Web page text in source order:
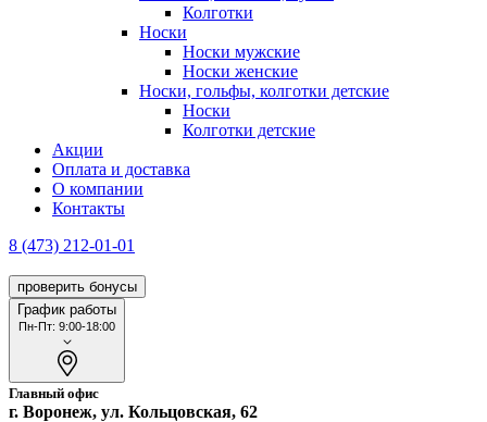
Колготки
Носки
Носки мужские
Носки женские
Носки, гольфы, колготки детские
Носки
Колготки детские
Акции
Оплата и доставка
О компании
Контакты
8 (473) 212-01-01
проверить бонусы
График работы
Пн-Пт: 9:00-18:00
Главный офис
г. Воронеж, ул. Кольцовская, 62